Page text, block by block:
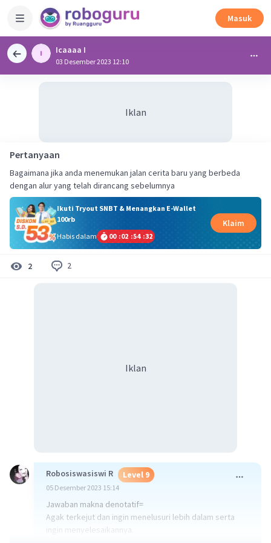
Masuk
Icaaaa I
03 Desember 2023 12:10
Iklan
Pertanyaan
Bagaimana jika anda menemukan jalan cerita baru yang berbeda
dengan alur yang telah dirancang sebelumnya
Ikuti Tryout SNBT & Menangkan E-Wallet
100rb
Habis dalam
00 :02 :54 :31
Klaim
2 2
Iklan
Robosiswasiswi R Level 9
05 Desember 2023 15:14
Jawaban makna denotatif=
Agak terkejut dan ingin menelusuri lebih dalam serta
ingin menyelesaikannya.